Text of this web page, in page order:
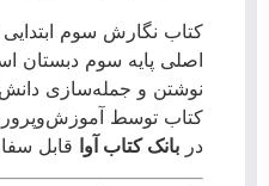
اصلی پایه سوم دبستان
نوشتن و جمله‌سازی
کتاب توسط
در بانک کتاب آوا قابل